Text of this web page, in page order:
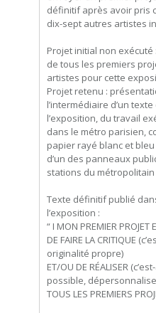
définitif après avoir pris
dix-sept autres artistes
Projet initial non
de tous les premiers
artistes pour cette
Projet retenu :
l’intermédiaire d’un
l’exposition, du travail
dans le métro parisien,
papier rayé blanc et
d’un des panneaux
stations du
Texte définitif publié
l’exposition :
“ I MON PREMIER PROJET
DE FAIRE LA CRITIQUE
originalité propre)
ET/OU DE RÉALISER
possible,
TOUS LES PREMIERS